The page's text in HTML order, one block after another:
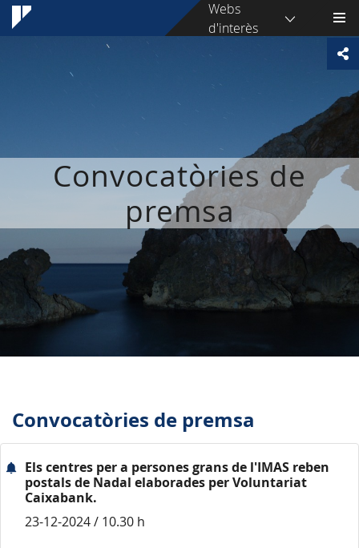
Webs
d'interès
Convocatòries de
premsa
Convocatòries de premsa
Els centres per a persones grans de l'IMAS reben
postals de Nadal elaborades per Voluntariat
Caixabank.
23-12-2024 / 10.30 h